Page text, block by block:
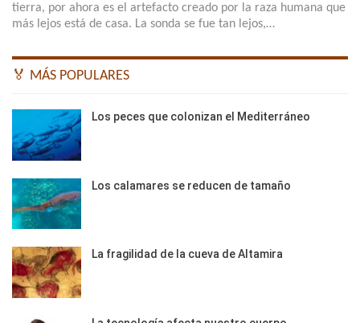
tierra, por ahora es el artefacto creado por la raza humana que
más lejos está de casa. La sonda se fue tan lejos,…
🏅 MÁS POPULARES
Los peces que colonizan el Mediterráneo
Los calamares se reducen de tamaño
La fragilidad de la cueva de Altamira